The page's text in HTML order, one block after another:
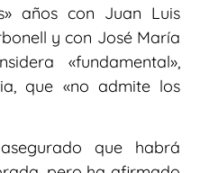
años con Juan Luis
y con José María
«fundamental»,
que «no admite los
que habrá